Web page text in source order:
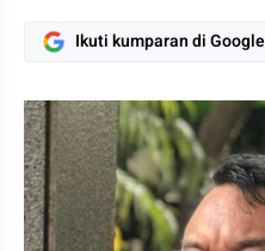
Ikuti kumparan di Google